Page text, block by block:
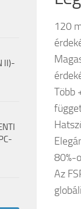
120
Több
80%-
Az
II)-